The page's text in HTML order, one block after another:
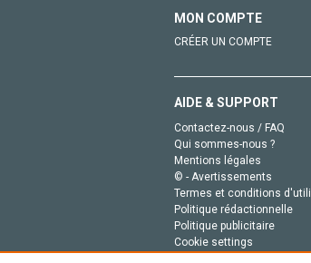
MON COMPTE
CRÉER UN COMPTE
AIDE & SUPPORT
Contactez-nous / FAQ
Qui sommes-nous ?
Mentions légales
© - Avertissements
Termes et conditions
Politique rédactionnelle
Politique publicitaire
Cookie settings